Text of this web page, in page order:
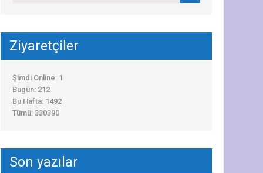
Ziyaretçiler
Şimdi Online: 1
Bugün: 212
Bu Hafta: 1492
Tümü: 330390
Son yazılar